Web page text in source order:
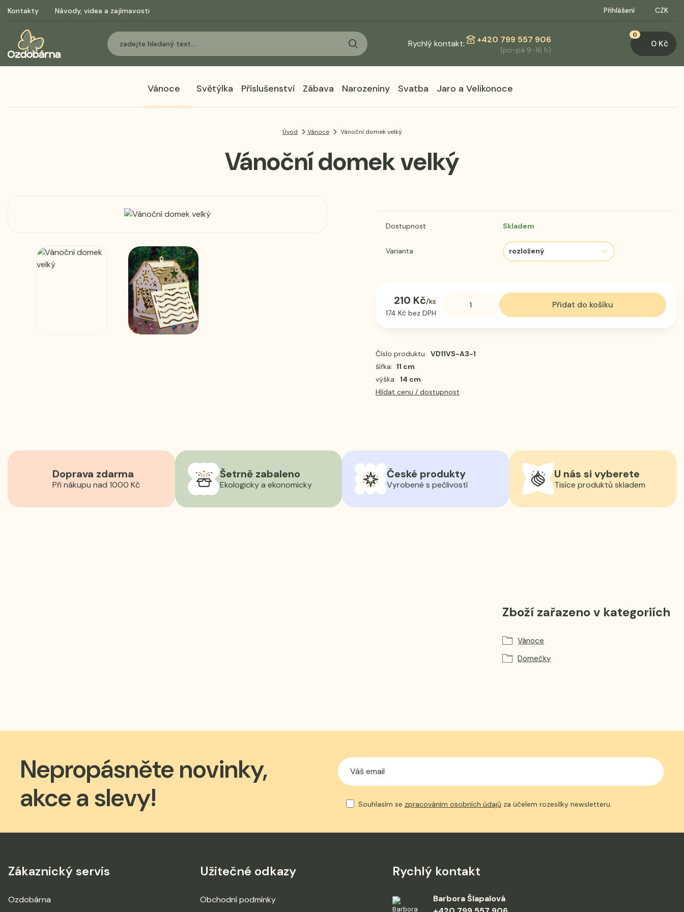
Kontakty Návody, videa a zajímavosti
Rychlý kontakt: +420 799 557 906
(po-pá 9-16 h)
Přihlášení CZK
0
0 Kč
Vánoce Světýlka Příslušenství Zábava Narozeniny Svatba Jaro a Velikonoce
Úvod Vánoce Vánoční domek velký
Vánoční domek velký
Dostupnost Skladem
Varianta
210 Kč/ks
174 Kč bez DPH
Přidat do košíku
Číslo produktu: VD11VS-A3-1
šířka: 11 cm
výška: 14 cm
Hlídat cenu / dostupnost
Doprava zdarma
Při nákupu nad 1000 Kč
Šetrně zabaleno
Ekologicky a ekonomicky
České produkty
Vyrobené s pečlivostí
U nás si vyberete
Tisíce produktů skladem
Zboží zařazeno v kategoriích
Vánoce
Domečky
Nepropásněte novinky,
akce a slevy!
Souhlasím se zpracováním osobních údajů za účelem rozesílky newsletteru.
Zákaznický servis
Ozdobárna
Užitečné odkazy
Obchodní podmínky
Rychlý kontakt
Barbora Šlapalová